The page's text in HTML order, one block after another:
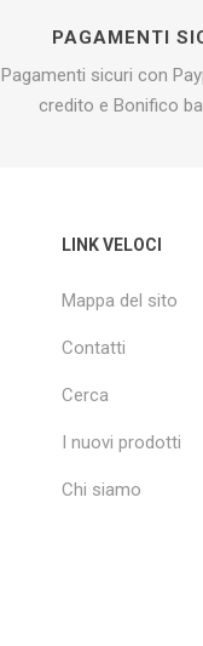
PAGAMENTI
Pagamenti sicuri con
credito e Bonifico
LINK VELOCI
Mappa del sito
Contatti
Cerca
I nuovi prodotti
Chi siamo